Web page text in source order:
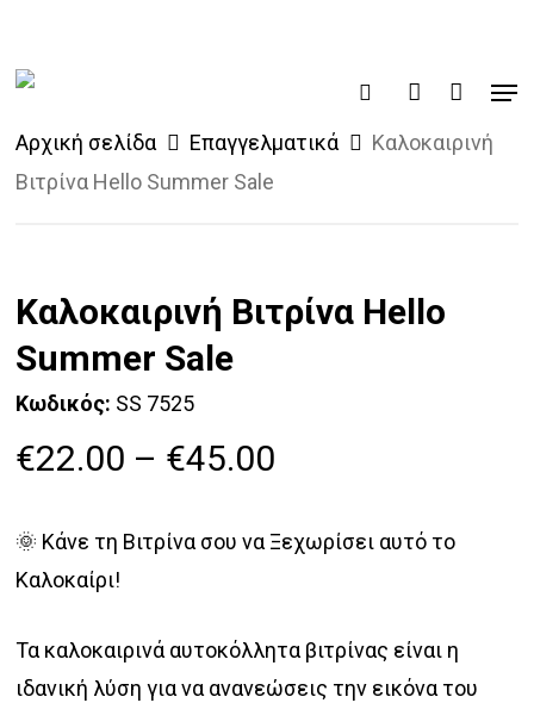
main
content
search account
Αρχική σελίδα Επαγγελματικά
Καλοκαιρινή
Βιτρίνα Hello Summer Sale
Καλοκαιρινή Βιτρίνα Hello
Summer Sale
Κωδικός: SS 7525
€22.00 – €45.00
€22.00
through
🌞 Κάνε τη Βιτρίνα σου να Ξεχωρίσει αυτό το
Καλοκαίρι!
Τα καλοκαιρινά αυτοκόλλητα βιτρίνας είναι η
ιδανική λύση για να ανανεώσεις την εικόνα του